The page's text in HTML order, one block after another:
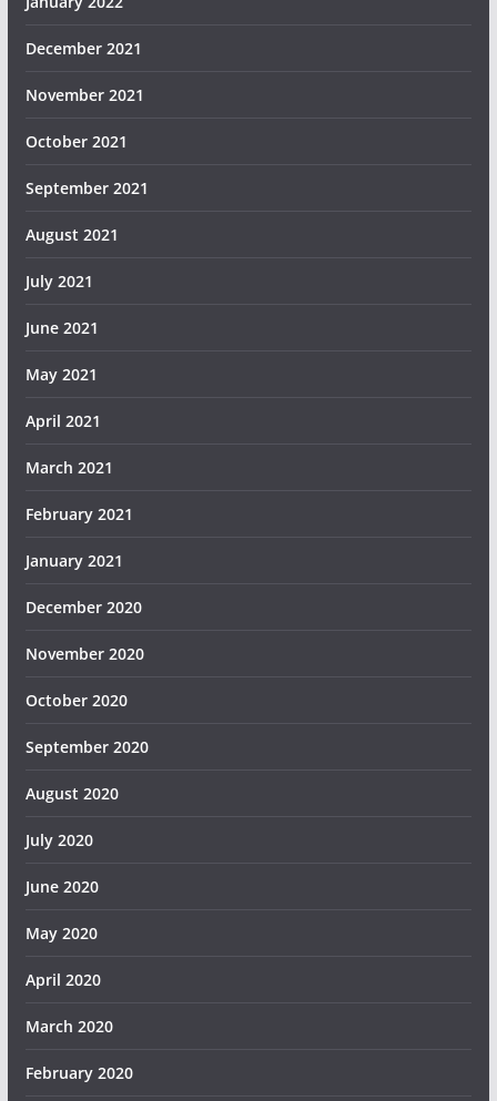
December 2021
November 2021
October 2021
September 2021
August 2021
July 2021
June 2021
May 2021
April 2021
March 2021
February 2021
January 2021
December 2020
November 2020
October 2020
September 2020
August 2020
July 2020
June 2020
May 2020
April 2020
March 2020
February 2020